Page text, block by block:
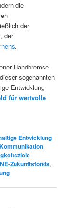
die
der
der
.
Handbremse.
sogenannten
Entwicklung
für wertvolle
Entwicklung
Kommunikation,
|
Zukunftsfonds,